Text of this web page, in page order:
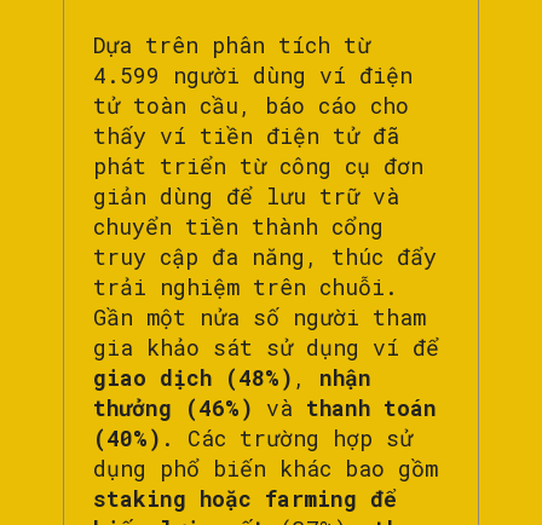
Dựa trên phân tích từ
4.599 người dùng ví điện
tử toàn cầu, báo cáo cho
thấy ví tiền điện tử đã
phát triển từ công cụ đơn
giản dùng để lưu trữ và
chuyển tiền thành cổng
truy cập đa năng, thúc đẩy
trải nghiệm trên chuỗi.
Gần một nửa số người tham
gia khảo sát sử dụng ví để
giao dịch (48%) , nhận
thưởng (46%) và thanh toán
(40%) . Các trường hợp sử
dụng phổ biến khác bao gồm
staking hoặc farming để